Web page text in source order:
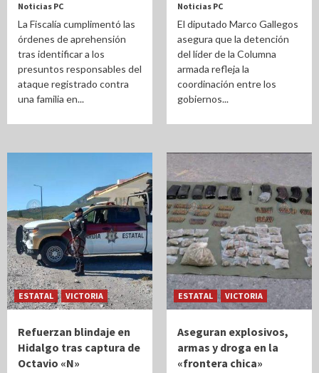
Noticias PC
La Fiscalía cumplimentó las
órdenes de aprehensión
tras identificar a los
presuntos responsables del
ataque registrado contra
una familia en...
Noticias PC
El diputado Marco Gallegos
asegura que la detención
del líder de la Columna
armada refleja la
coordinación entre los
gobiernos...
ESTATAL VICTORIA
Refuerzan blindaje en
Hidalgo tras captura de
Octavio «N»
ESTATAL VICTORIA
Aseguran explosivos,
armas y droga en la
«frontera chica»